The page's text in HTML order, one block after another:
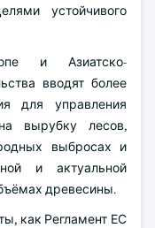
устойчивого
и Азиатско-
вводят более
для управления
вырубку лесов,
выбросах и
и актуальной
древесины.
как Регламент ЕС